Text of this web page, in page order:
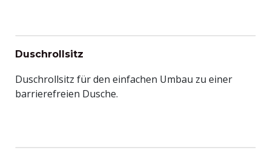
Duschrollsitz
Duschrollsitz für den einfachen Umbau zu einer
barrierefreien Dusche.